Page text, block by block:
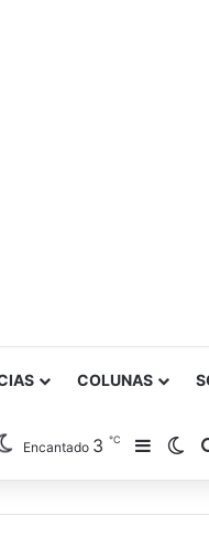
COLUNAS
Encantado 3℃ Barra